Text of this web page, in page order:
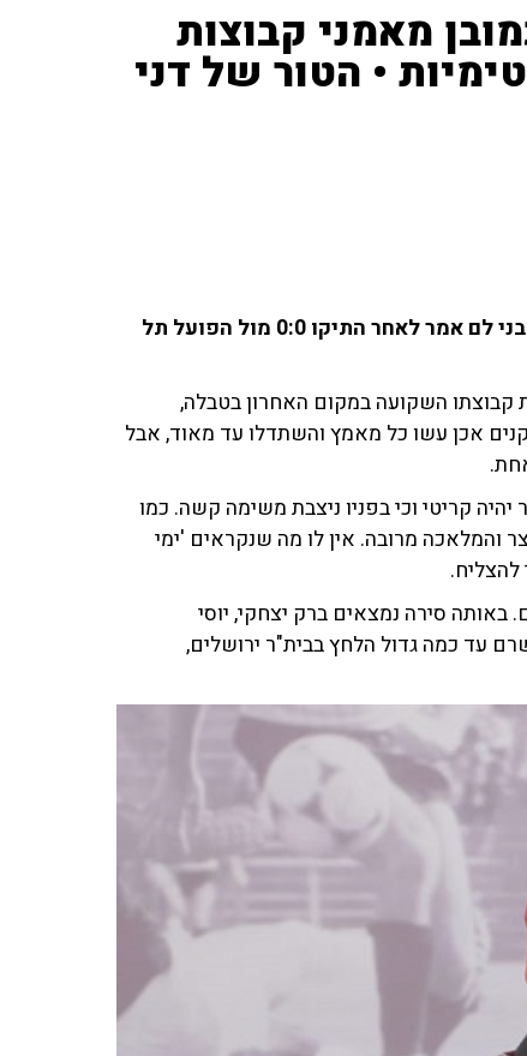
מאמני קבוצות
• הטור של דני
זה בסדר גמור ואפילו הגיוני שמאמן הפועל פתח תקווה בני לם אמר לאחר התיקו 0:0 מול הפועל תל
קבוצתו השקועה במקום האחרון בטבלה,
אכן עשו כל מאמץ והשתדלו עד מאוד, אבל
קריטי וכי בפניו ניצבת משימה קשה. כמו
והמלאכה מרובה. אין לו מה שנקראים 'ימי
להצליח.
סירה נמצאים ברק יצחקי, יוסי
עד כמה גדול הלחץ בבית"ר ירושלים,